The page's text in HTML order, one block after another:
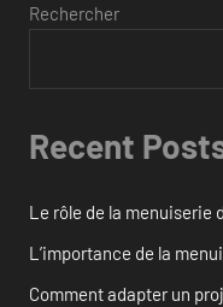
Rechercher
Recent
Le rôle de la menuiserie
L’importance de la
Comment adapter un